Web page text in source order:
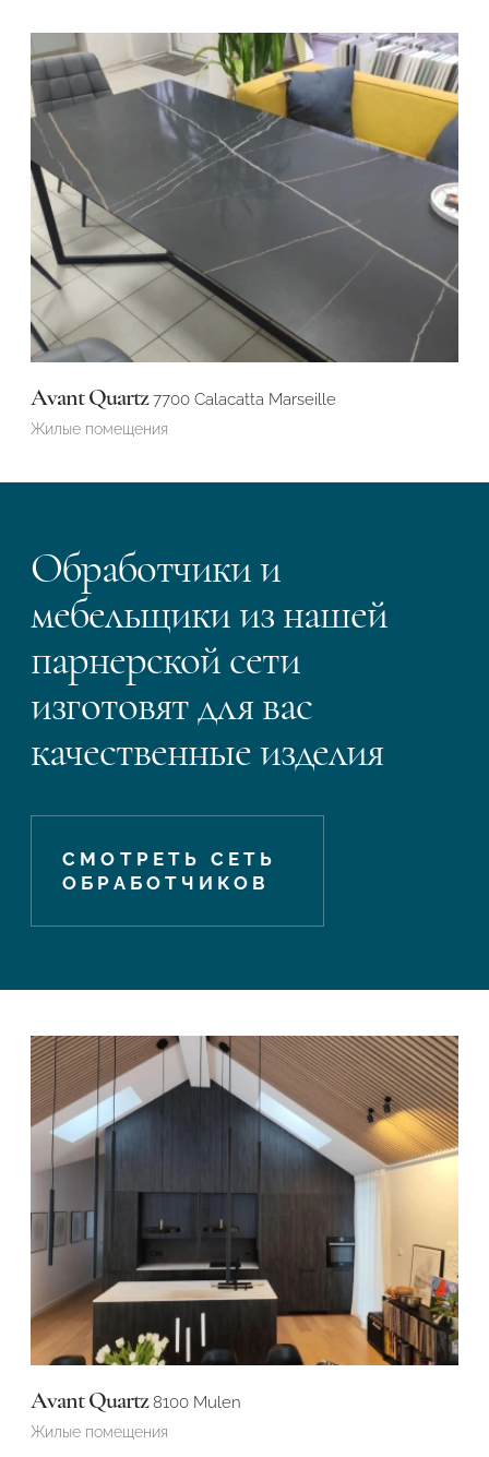
Avant Quartz7700 Calacatta Marseille
Жилые помещения
Обработчики и
мебельщики из нашей
парнерской сети
изготовят для вас
качественные изделия
СМОТРЕТЬ СЕТЬ
ОБРАБОТЧИКОВ
Avant Quartz8100 Mulen
Жилые помещения